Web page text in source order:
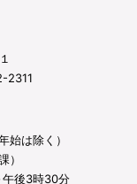
2311
始は除く）
）
午後3時30分